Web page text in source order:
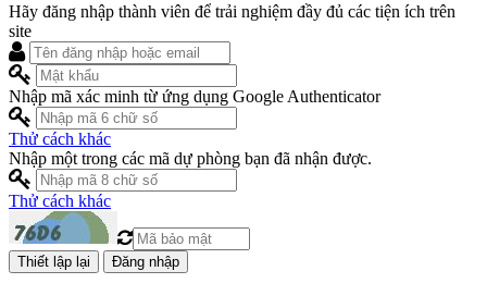
Hãy đăng nhập thành viên để trải nghiệm đầy đủ các tiện ích trên
site
Nhập mã xác minh từ ứng dụng Google Authenticator
Thử cách khác
Nhập một trong các mã dự phòng bạn đã nhận được.
Thử cách khác
Đăng nhập